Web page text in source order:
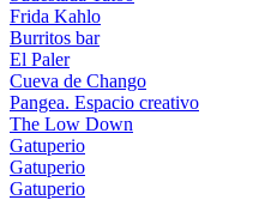
Frida Kahlo
Burritos bar
El Paler
Cueva de Chango
Pangea. Espacio creativo
The Low Down
Gatuperio
Gatuperio
Gatuperio